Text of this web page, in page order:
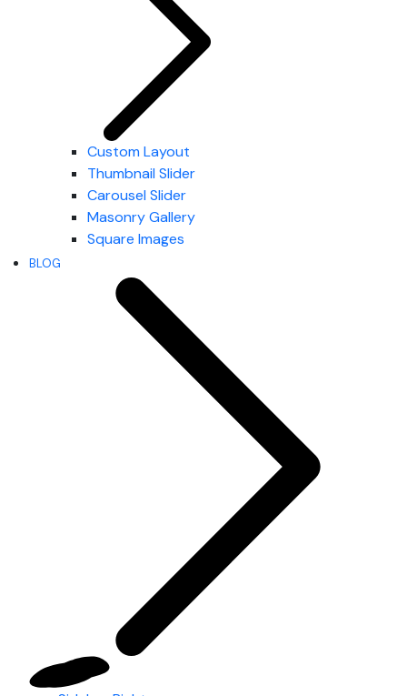
Custom Layout
Thumbnail Slider
Carousel Slider
Masonry Gallery
Square Images
BLOG